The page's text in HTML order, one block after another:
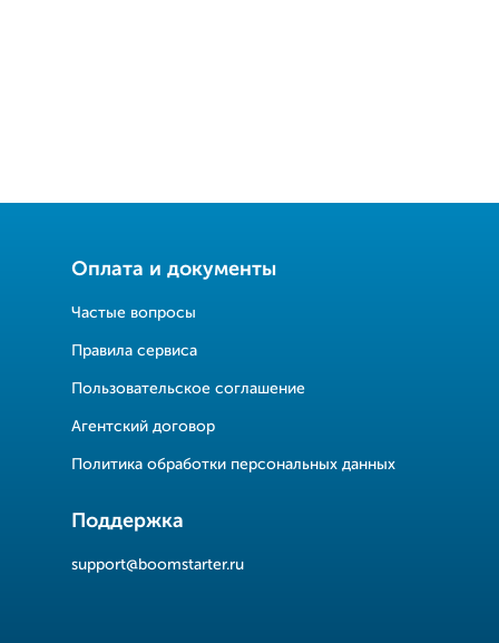
Оплата и документы
Частые вопросы
Правила сервиса
Пользовательское соглашение
Агентский договор
Политика обработки персональных данных
Поддержка
support@boomstarter.ru